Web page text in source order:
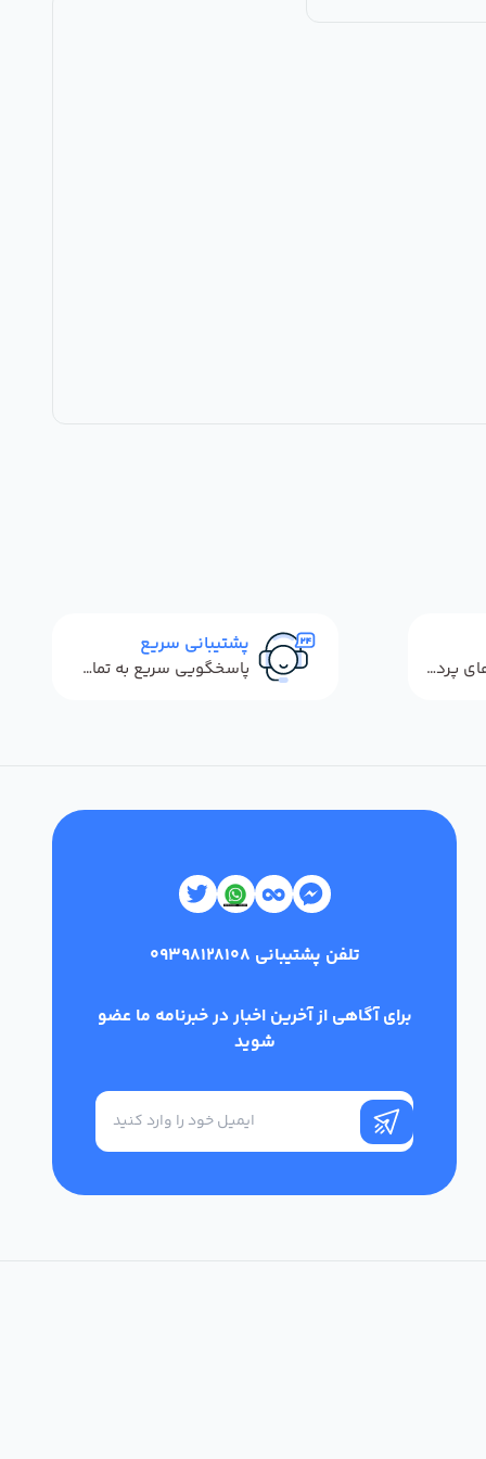
استفاده از روش‌های پرداخت امن
پشتیبانی سریع
پاسخگویی سریع به تماس‌ها و پیام‌ها
تلفن پشتیبانی 09398128108
برای آگاهی از آخرین اخبار در خبرنامه ما عضو
شوید